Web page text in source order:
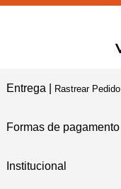
Entrega | Rastrear Pedido
Formas de pagamento
Institucional